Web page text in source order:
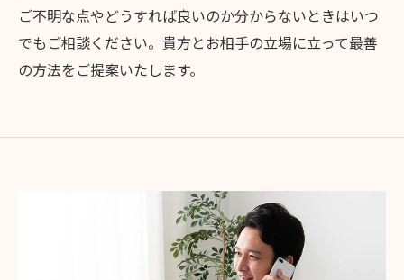
ご不明な点やどうすれば良いのか分からないときはいつ
でもご相談ください。貴方とお相手の立場に立って最善
の方法をご提案いたします。